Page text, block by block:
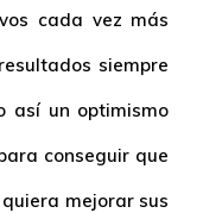
cada vez más
siempre
así un optimismo
conseguir que
mejorar sus